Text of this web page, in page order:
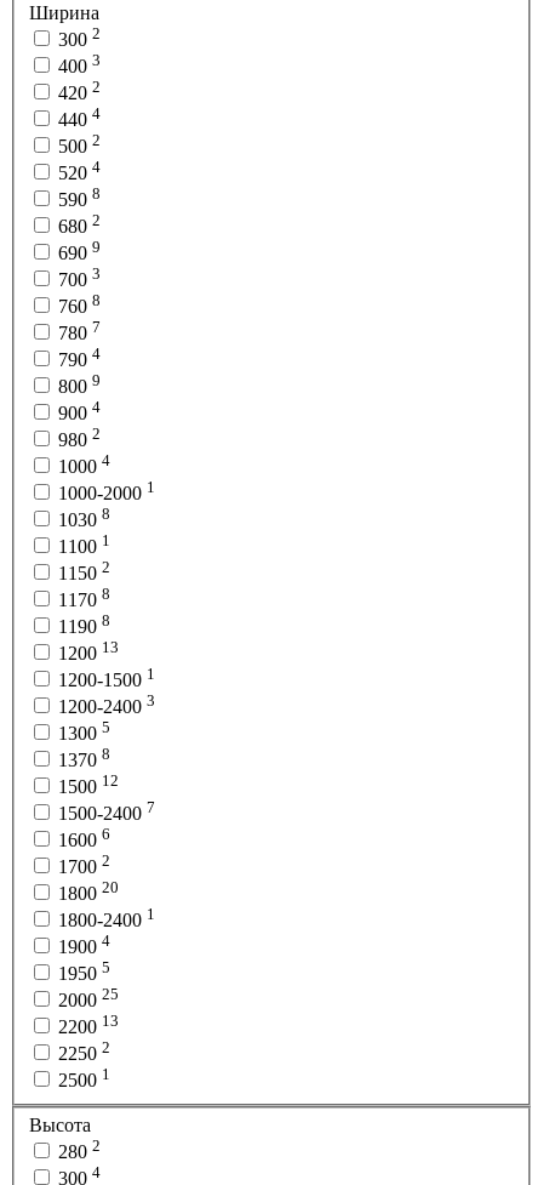
Ширина
300 2
400 3
420 2
440 4
500 2
520 4
590 8
680 2
690 9
700 3
760 8
780 7
790 4
800 9
900 4
980 2
1000 4
1000-2000 1
1030 8
1100 1
1150 2
1170 8
1190 8
1200 13
1200-1500 1
1200-2400 3
1300 5
1370 8
1500 12
1500-2400 7
1600 6
1700 2
1800 20
1800-2400 1
1900 4
1950 5
2000 25
2200 13
2250 2
2500 1
Высота
280 2
300 4